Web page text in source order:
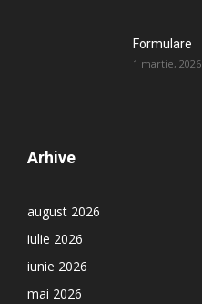
Formulare
1 martie, 2026
Arhive
august 2026
iulie 2026
iunie 2026
mai 2026